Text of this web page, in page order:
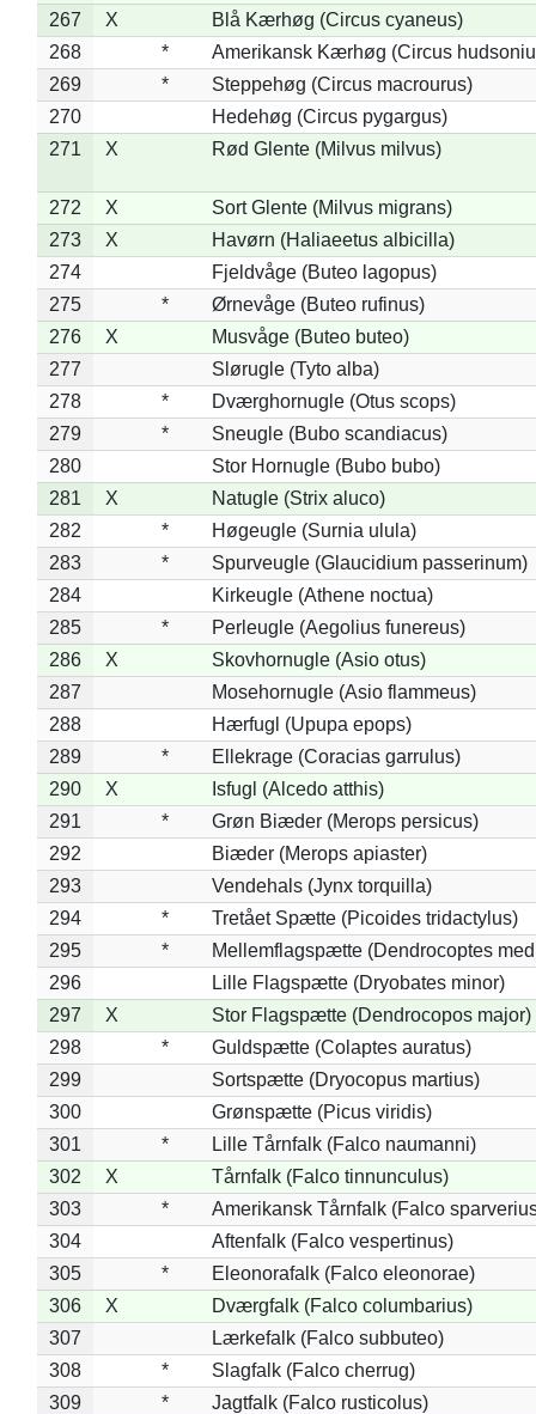
267
X
Blå Kærhøg (Circus cyaneus)
268
*
Amerikansk Kærhøg (Circus
269
*
Steppehøg (Circus macrourus)
270
Hedehøg (Circus pygargus)
271
X Rød Glente (Milvus milvus)
272 X
Sort Glente (Milvus migrans)
273
X
Havørn (Haliaeetus albicilla)
274
Fjeldvåge (Buteo lagopus)
275
*
Ørnevåge (Buteo rufinus)
276
X
Musvåge (Buteo buteo)
277
Slørugle (Tyto alba)
278
*
Dværghornugle (Otus scops)
279
*
Sneugle (Bubo scandiacus)
280
Stor Hornugle (Bubo bubo)
281
X
Natugle (Strix aluco)
282
*
Høgeugle (Surnia ulula)
283
*
Spurveugle (Glaucidium passerinum)
284
Kirkeugle (Athene noctua)
285
*
Perleugle (Aegolius funereus)
286
X
Skovhornugle (Asio otus)
287
Mosehornugle (Asio flammeus)
288
Hærfugl (Upupa epops)
289
*
Ellekrage (Coracias garrulus)
290
X
Isfugl (Alcedo atthis)
291
*
Grøn Biæder (Merops persicus)
292
Biæder (Merops apiaster)
293
Vendehals (Jynx torquilla)
294
*
Tretået Spætte (Picoides tridactylus)
295
*
Mellemflagspætte (Dendrocoptes
296
Lille Flagspætte (Dryobates minor)
297
X
Stor Flagspætte (Dendrocopos major)
298
*
Guldspætte (Colaptes auratus)
299
Sortspætte (Dryocopus martius)
300
Grønspætte (Picus viridis)
301
*
Lille Tårnfalk (Falco naumanni)
302
X
Tårnfalk (Falco tinnunculus)
303
*
Amerikansk Tårnfalk (Falco
304
Aftenfalk (Falco vespertinus)
305
*
Eleonorafalk (Falco eleonorae)
306
X
Dværgfalk (Falco columbarius)
307
Lærkefalk (Falco subbuteo)
308
*
Slagfalk (Falco cherrug)
309
*
Jagtfalk (Falco rusticolus)